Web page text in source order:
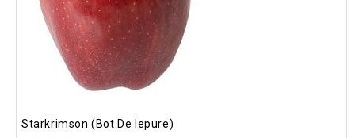
Starkrimson (Bot De Iepure)